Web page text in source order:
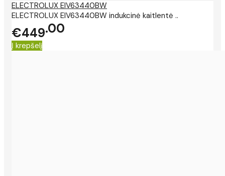
ELECTROLUX EIV63440BW
ELECTROLUX EIV63440BW indukcinė kaitlentė ..
€449 00
Į krepšelį